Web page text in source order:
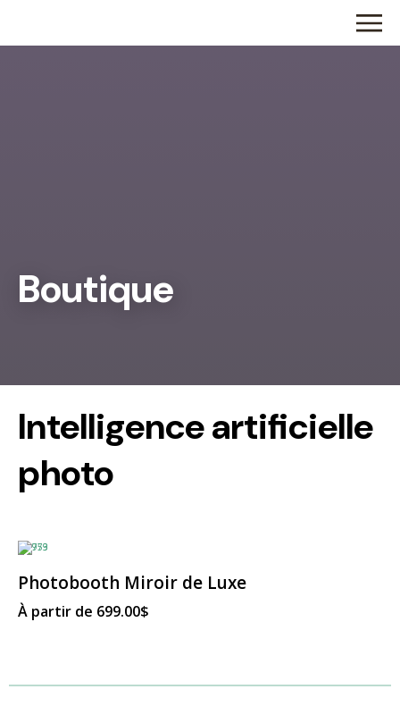
Boutique
Intelligence artificielle
photo
Photobooth Miroir de Luxe
À partir de 699.00$
Ce
produit
plusieurs
Les
options
la